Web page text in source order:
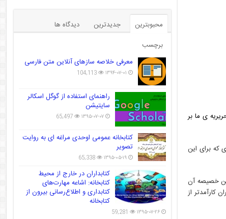
ی ما بر
که برای این
کتابخانه و خدمات آن می ­باشد که مبتنی بر وب ۲٫۰ می باشد. وب ۲٫۰ که مهم ترین خصیصه آن
کارآمدتر از
محبوبترین جدیدترین
دیدگاه ها
برچسب
معرفی خلاصه سازهای آنلاین متن فارسی
۱۳۹۴-۰۷-۰۱ 104,113
راهنمای استفاده از گوگل اسکالر
سایتیشن
۱۳۹۵-۰۷-۰۷ 65,497
کتابخانه عمومی اوحدی مراغه ای به روایت
تصویر
۱۳۹۵-۰۵-۱۹ 65,338
کتابداران در خارج از محیط
کتابخانه: اشاعه مهارت‌های
کتابداری و اطلاع‌رسانی بیرون از
کتابخانه
۱۳۹۵-۰۷-۲۶ 59,281